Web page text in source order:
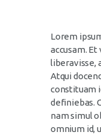
Lorem
accusam.
liberavisse,
Atqui
constituam
definiebas.
nam simul
omnium id,